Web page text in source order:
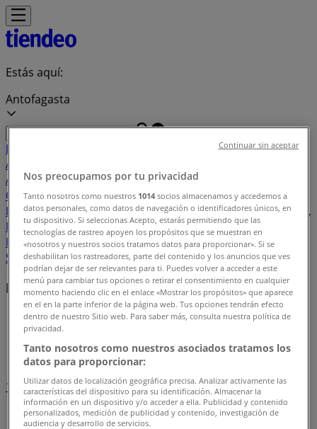
Estás aquí:
Antofagasta
Destacados
Alimentación
AccesoriosPerfumerías y BellezaFerretería y
ConstrucciónComputación y ElectrónicaCódigos De
DescuentoMuebles y DecoraciónFarmacias y SaludAutos,
Motos y RepuestosDeporteJuguetes y
NiñosRestaurantes y PasteleríasViajes y OcioBancos y
Servicios
Marcas locales
Tiendeo en Antofagasta»
Índice marcas
1
Score
Adidas Nike
Nos preocupamos por tu privacidad
Tanto nosotros como nuestros 1014 socios almacenamos y accedemos a
datos personales, como datos de navegación o identificadores únicos, en
tu dispositivo. Si seleccionas Acepto, estarás permitiendo que las
tecnologías de rastreo apoyen los propósitos que se muestran en
«nosotros y nuestros socios tratamos datos para proporcionar». Si se
deshabilitan los rastreadores, parte del contenido y los anuncios que ves
podrían dejar de ser relevantes para ti. Puedes volver a acceder a este
menú para cambiar tus opciones o retirar el consentimiento en cualquier
momento haciendo clic en el enlace «Mostrar los propósitos» que aparece
en el en la parte inferior de la página web. Tus opciones tendrán efecto
dentro de nuestro Sitio web. Para saber más, consulta nuestra política de
privacidad.
Tanto nosotros como nuestros asociados tratamos los
datos para proporcionar:
Utilizar datos de localización geográfica precisa. Analizar activamente las
características del dispositivo para su identificación. Almacenar la
información en un dispositivo y/o acceder a ella. Publicidad y contenido
personalizados, medición de publicidad y contenido, investigación de
audiencia y desarrollo de servicios.
Continuar sin aceptar